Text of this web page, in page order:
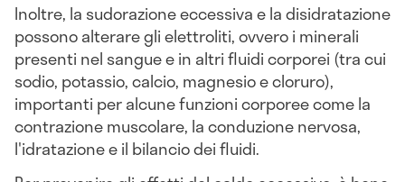
Inoltre, la sudorazione eccessiva e la disidratazione
possono alterare gli elettroliti, ovvero i minerali
presenti nel sangue e in altri fluidi corporei (tra cui
sodio, potassio, calcio, magnesio e cloruro),
importanti per alcune funzioni corporee come la
contrazione muscolare, la conduzione nervosa,
l'idratazione e il bilancio dei fluidi.